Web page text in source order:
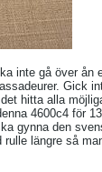
inte gå över ån
Gick
hitta alla
4600c4 för
gynna den
längre så